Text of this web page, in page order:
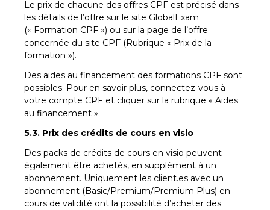
Le prix de chacune des offres CPF est précisé dans
les détails de l’offre sur le site GlobalExam
(« Formation CPF ») ou sur la page de l’offre
concernée du site CPF (Rubrique « Prix de la
formation »).
Des aides au financement des formations CPF sont
possibles. Pour en savoir plus, connectez-vous à
votre compte CPF et cliquer sur la rubrique « Aides
au financement ».
5.3. Prix des crédits de cours en visio
Des packs de crédits de cours en visio peuvent
également être achetés, en supplément à un
abonnement. Uniquement les client.es avec un
abonnement (Basic/Premium/Premium Plus) en
cours de validité ont la possibilité d’acheter des